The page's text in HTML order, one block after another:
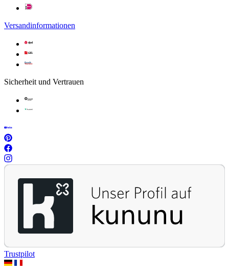
Versandinformationen
Sicherheit und Vertrauen
Trustpilot